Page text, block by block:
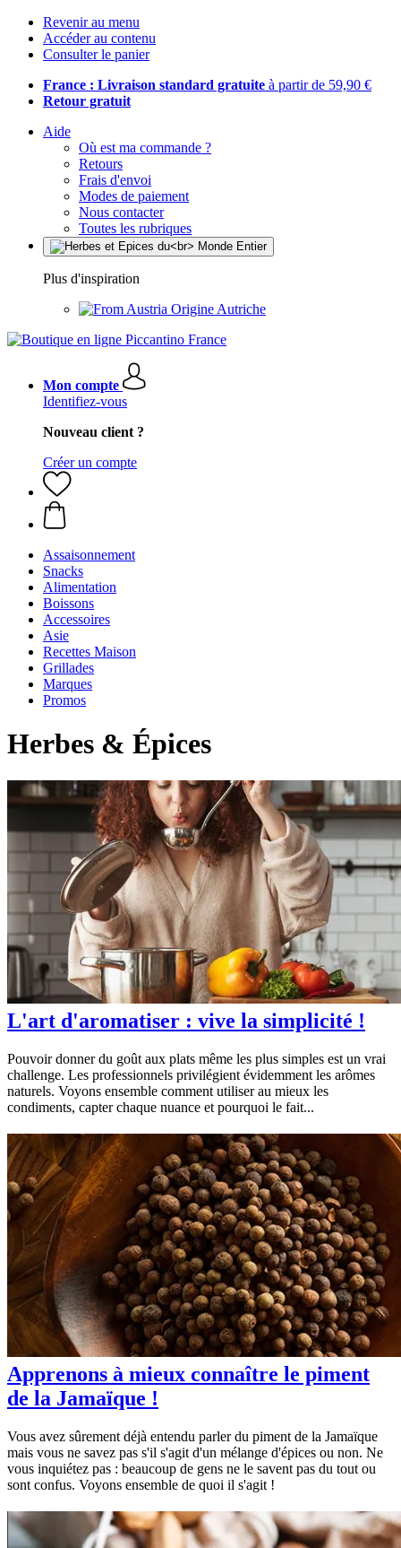
Revenir au menu
Accéder au contenu
Consulter le panier
France : Livraison standard gratuite à partir de 59,90 €
Retour gratuit
Aide
Où est ma commande ?
Retours
Frais d'envoi
Modes de paiement
Nous contacter
Toutes les rubriques
Plus d'inspiration
Origine Autriche
Mon compte
Identifiez-vous
Nouveau client ?
Créer un compte
Assaisonnement
Snacks
Alimentation
Boissons
Accessoires
Asie
Recettes Maison
Grillades
Marques
Promos
Herbes & Épices
L'art d'aromatiser : vive la simplicité !
Pouvoir donner du goût aux plats même les plus simples est un vrai
challenge. Les professionnels privilégient évidemment les arômes
naturels. Voyons ensemble comment utiliser au mieux les
condiments, capter chaque nuance et pourquoi le fait...
Apprenons à mieux connaître le piment
de la Jamaïque !
Vous avez sûrement déjà entendu parler du piment de la Jamaïque
mais vous ne savez pas s'il s'agit d'un mélange d'épices ou non. Ne
vous inquiétez pas : beaucoup de gens ne le savent pas du tout ou
sont confus. Voyons ensemble de quoi il s'agit !